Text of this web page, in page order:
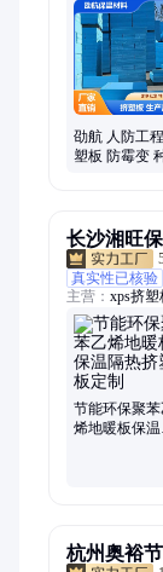
劭航 人防工
塑板 防霉变
长沙湘旺
真实性已核验
主营： xps挤
温挤塑板、外
节能环保聚苯
烯地暖板保温
杭州奥裕